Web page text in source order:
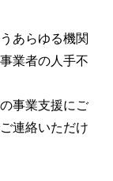
あらゆる機関
業者の人手不
事業支援にご
連絡いただけ